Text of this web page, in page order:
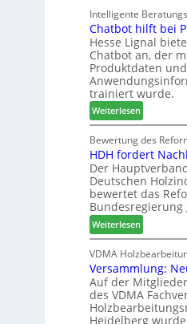
g
d
-
V
e
r
b
i
n
e
r
t
i
o
n
s
w
o
c
h
e
n
2
0
2
6
a
T
e
c
m
e
l
d
e
t
B
e
s
u
c
h
e
r
z
a
h
l
Intelligente
Chatbot hilft bei
Hesse Lignal
Chatbot an, der
Produktdaten und
trainiert wurde.
Weiterlesen:
C
h
a
t
b
o
t
h
i
l
t
b
e
Bewertung des
HDH fordert
Der
Deutschen
bewertet das
Bundesregierung
Weiterlesen:
H
D
H
f
o
r
VDMA
Versammlung:
Auf der
des VDMA
Heidelberg